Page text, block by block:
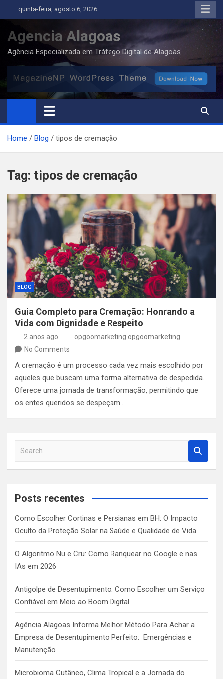
to
content
quinta-feira, agosto 6, 2026
Agencia Alagoas
Agência Especializada em Tráfego Digital de Alagoas
Home Blog tipos de cremação
Tag: tipos de cremação
BLOG
Guia Completo para Cremação: Honrando a
Vida com Dignidade e Respeito
2 anos ago
opgoomarketing opgoomarketing
No Comments
A cremação é um processo cada vez mais escolhido por
aqueles que buscam uma forma alternativa de despedida.
Oferece uma jornada de transformação, permitindo que
os entes queridos se despeçam…
a
c
Posts recentes
Como Escolher Cortinas e Persianas em BH: O Impacto
Oculto da Proteção Solar na Saúde e Qualidade de Vida
O Algoritmo Nu e Cru: Como Ranquear no Google e nas
IAs em 2026
Antigolpe de Desentupimento: Como Escolher um Serviço
Confiável em Meio ao Boom Digital
Agência Alagoas Informa Melhor Método Para Achar a
Empresa de Desentupimento Perfeito: Emergências e
Manutenção
Microbioma Cutâneo, Clima Tropical e a Jornada do